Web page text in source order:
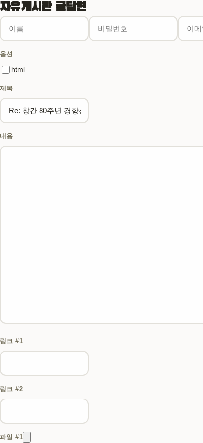
자유게시판 글답변
이름
비밀번호
이메일
홈페이지
옵션
html
제목
내용
웹에디터 시작
링크 #1
링크 #2
파일 #1